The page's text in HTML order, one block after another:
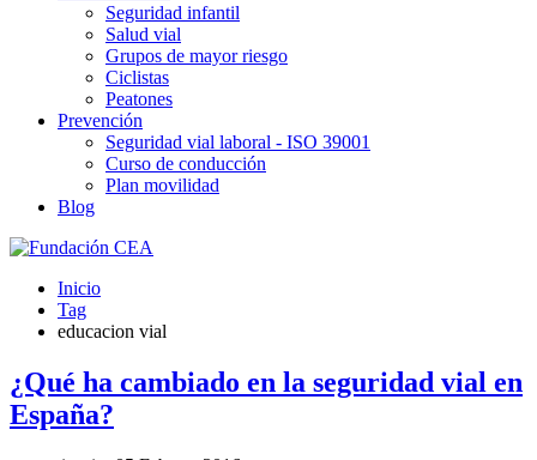
Seguridad infantil
Salud vial
Grupos de mayor riesgo
Ciclistas
Peatones
Prevención
Seguridad vial laboral - ISO 39001
Curso de conducción
Plan movilidad
Blog
Inicio
Tag
educacion vial
¿Qué ha cambiado en la seguridad vial en
España?